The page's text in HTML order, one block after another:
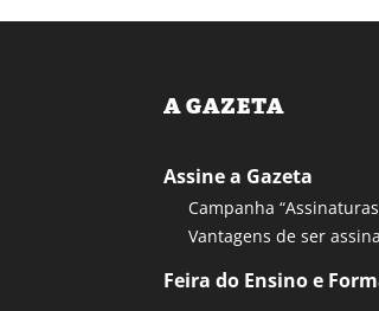
A GAZETA
Assine a Gazeta
Campanha
Vantagens de ser
Feira do Ensino e